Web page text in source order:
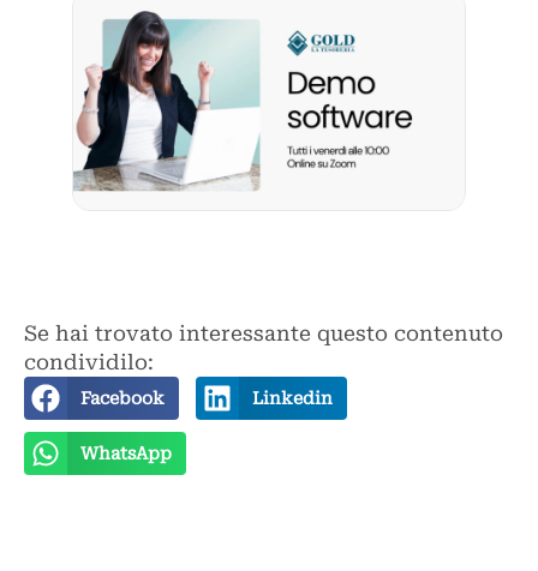
Se hai trovato interessante questo contenuto
condividilo:
Facebook Linkedin
WhatsApp